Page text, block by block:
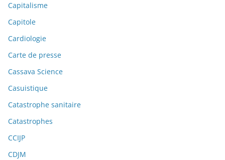
Capitalisme
Capitole
Cardiologie
Carte de presse
Cassava Science
Casuistique
Catastrophe sanitaire
Catastrophes
CCIJP
CDJM